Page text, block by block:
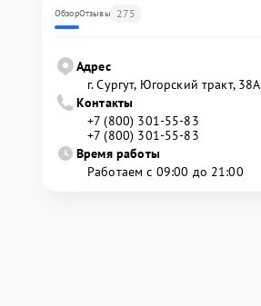
ОбзорОтзывы 275
Адрес
г. Сургут, Югорский тракт, 38А
Контакты
+7 (800) 301-55-83
+7 (800) 301-55-83
Время работы
Работаем с 09:00 до 21:00